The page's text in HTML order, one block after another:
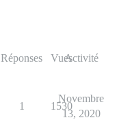
Réponses VuesActivité
1 1530
Novembre
13, 2020